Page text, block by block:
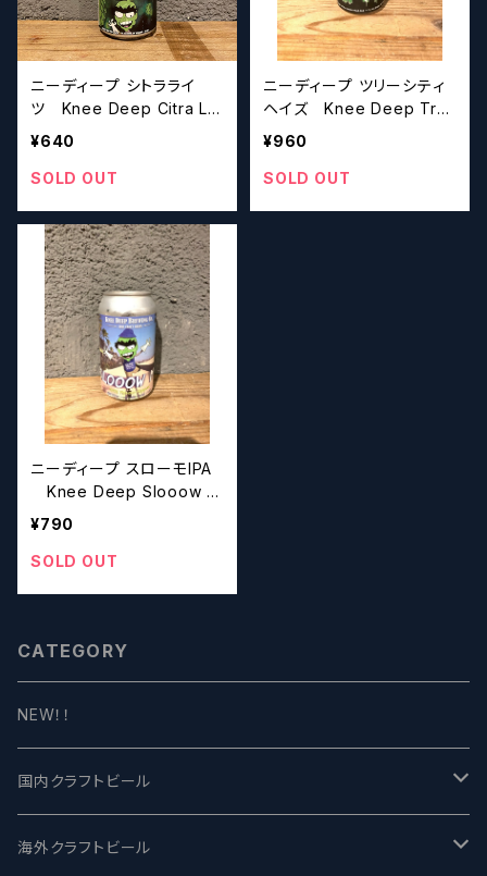
ニーディープ シトラライ
ツ Knee Deep Citra Lig
hts【クラフトビールシザー
¥640
SOLD OUT
ニーディープ ツリーシティ
ヘイズ Knee Deep Tre
e City Haze【クラフトビー
¥960
SOLD OUT
ニーディープ スローモIPA
Knee Deep Slooow M
o IPA【クラフトビールシザ
¥790
SOLD OUT
CATEGORY
NEW！！
国内クラフトビール
UCHU BREWING -うちゅうブルーイング
海外クラフトビール